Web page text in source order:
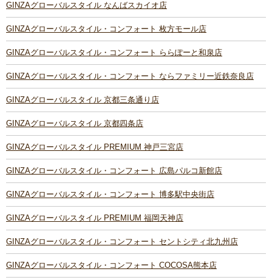
GINZAグローバルスタイル なんばスカイオ店
GINZAグローバルスタイル・コンフォート 枚方モール店
GINZAグローバルスタイル・コンフォート ららぽーと和泉店
GINZAグローバルスタイル・コンフォート ならファミリー近鉄奈良店
GINZAグローバルスタイル 京都三条通り店
GINZAグローバルスタイル 京都四条店
GINZAグローバルスタイル PREMIUM 神戸三宮店
GINZAグローバルスタイル・コンフォート 広島パルコ新館店
GINZAグローバルスタイル・コンフォート 博多駅中央街店
GINZAグローバルスタイル PREMIUM 福岡天神店
GINZAグローバルスタイル・コンフォート セントシティ北九州店
GINZAグローバルスタイル・コンフォート COCOSA熊本店